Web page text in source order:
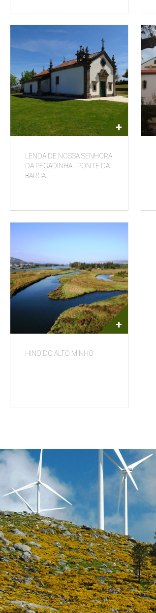
LENDA DE NOSSA SENHORA
DA PEGADINHA - PONTE DA
BARCA
+
HINO DO ALTO MINHO
+